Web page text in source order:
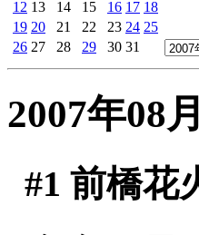
12 13 14 15 16 17 18
19 20 21 22 23 24 25
26 27 28 29 30 31
2007年08
#1 前橋花